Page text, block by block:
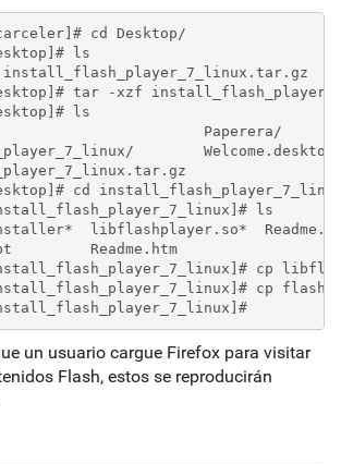
cd Desktop/
ls
install_flash_player_7_linux.tar.gz
tar -xzf
ls
Paperera/
Welcome.desktop
cd
ls
libflashplayer.so*
Readme.htm
install_flash_player_7_linux]# cp
install_flash_player_7_linux]# cp
un usuario cargue Firefox para visitar
Flash, estos se reproducirán